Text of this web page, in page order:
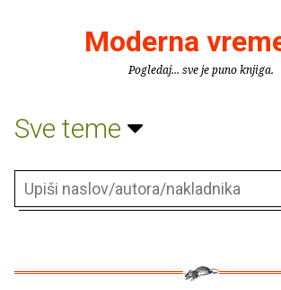
Moderna
Pogledaj... sve je puno knjiga.
Sve teme